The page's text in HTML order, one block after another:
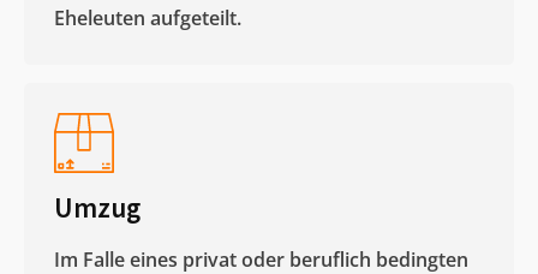
Eheleuten aufgeteilt.​
Umzug
Im Falle eines privat oder beruflich bedingten